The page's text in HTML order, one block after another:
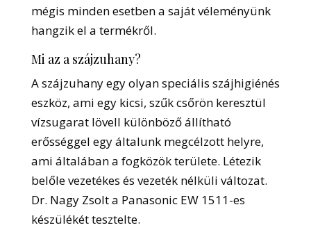
mégis minden esetben a saját véleményünk
hangzik el a termékről.
Mi az a szájzuhany?
A szájzuhany egy olyan speciális szájhigiénés
eszköz, ami egy kicsi, szűk csőrön keresztül
vízsugarat lövell különböző állítható
erősséggel egy általunk megcélzott helyre,
ami általában a fogközök területe. Létezik
belőle vezetékes és vezeték nélküli változat.
Dr. Nagy Zsolt a Panasonic EW 1511-es
készülékét tesztelte.